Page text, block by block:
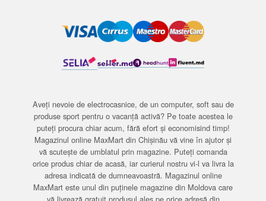
Aveți nevoie de electrocasnice, de un computer, soft sau de
produse sport pentru o vacanță activă? Pe toate acestea le
puteți procura chiar acum, fără efort și economisind timp!
Magazinul online MaxMart din Chișinău vă vine în ajutor și
vă scutește de umblatul prin magazine. Puteți comanda
orice produs chiar de acasă, iar curierul nostru vi-l va livra la
adresa indicată de dumneavoastră. Magazinul online
MaxMart este unul din puținele magazine din Moldova care